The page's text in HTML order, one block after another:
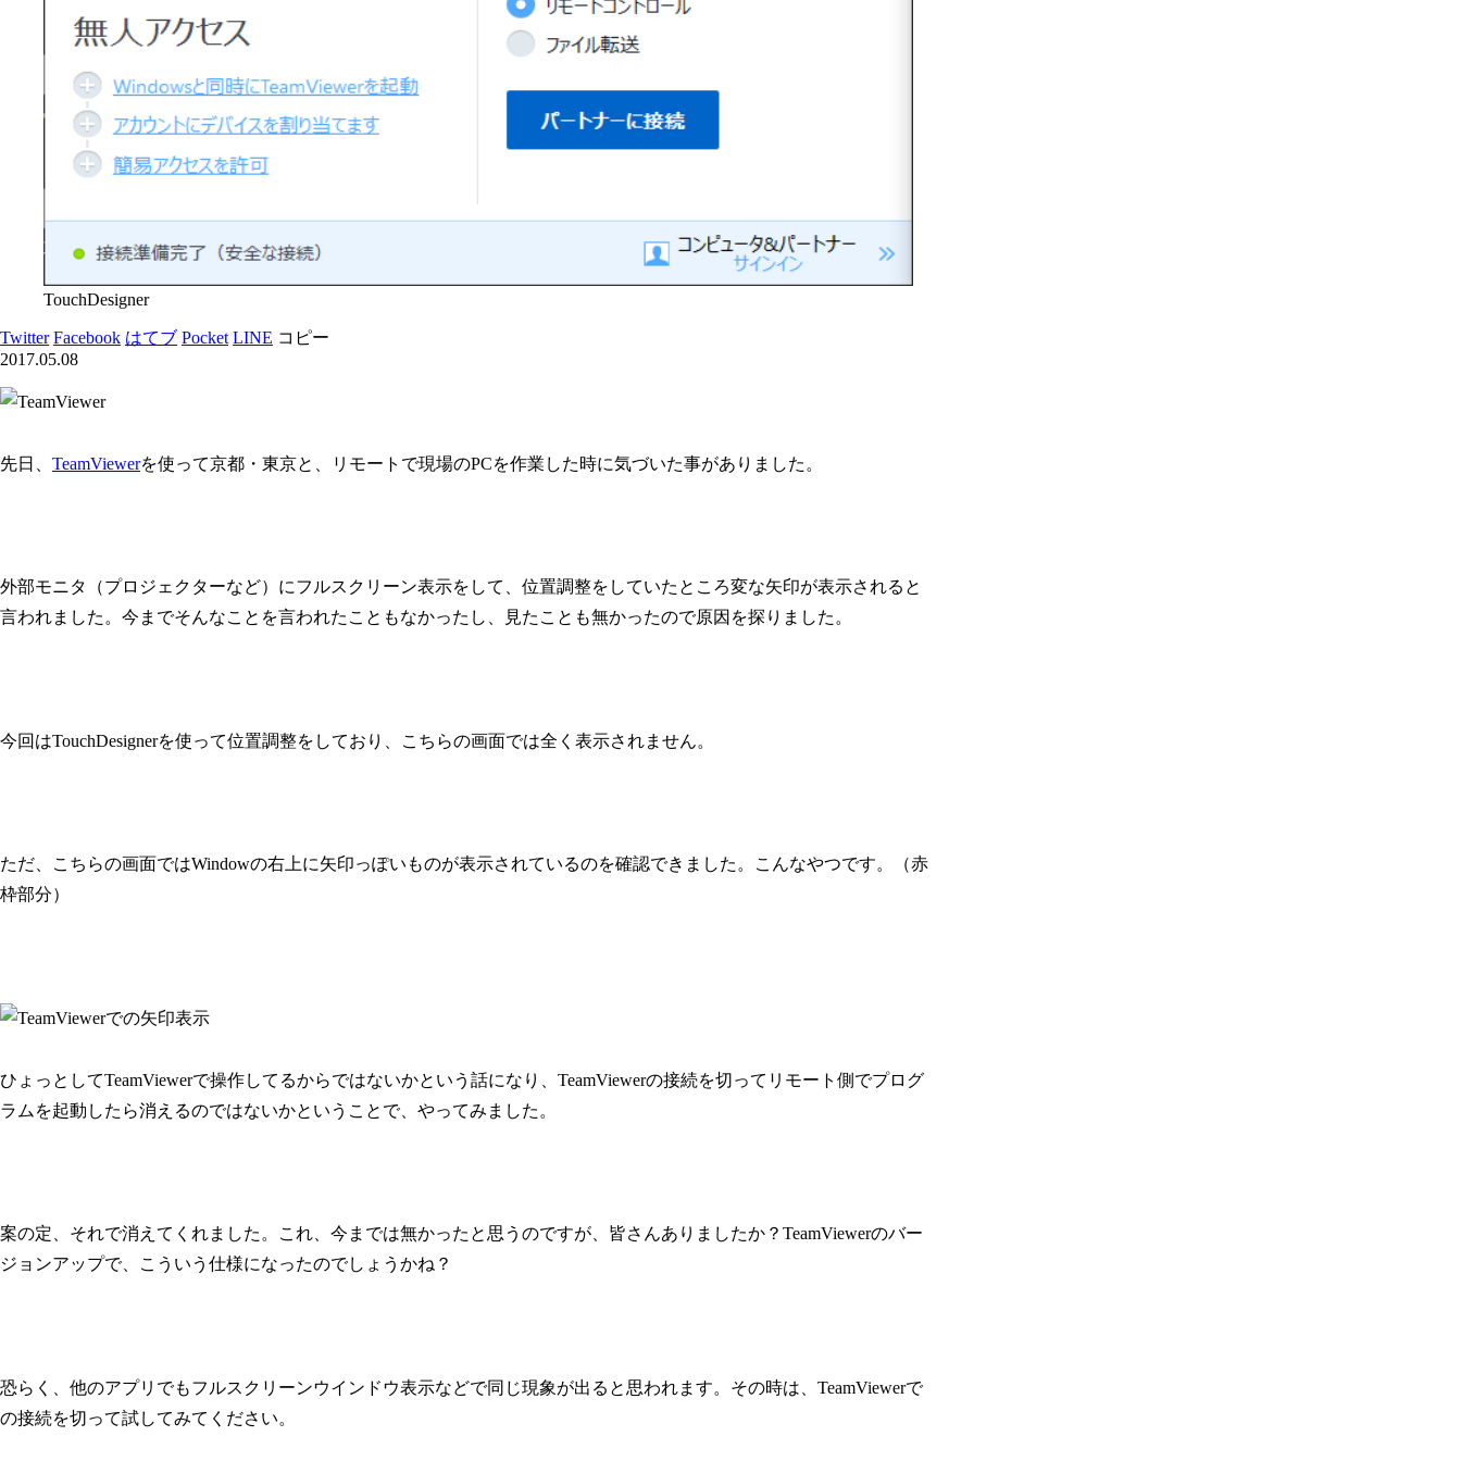
TouchDesigner
Twitter Facebook はてブ Pocket LINE コピー
2017.05.08
先日、 TeamViewerを使って京都・東京と、リモートで現場のPCを作業した時に気づいた事がありました。
外部モニタ（プロジェクターなど）にフルスクリーン表示をして、位置調整をしていたところ変な矢印が表示されると
言われました。今までそんなことを言われたこともなかったし、見たことも無かったので原因を探りました。
今回はTouchDesignerを使って位置調整をしており、こちらの画面では全く表示されません。
ただ、こちらの画面ではWindowの右上に矢印っぽいものが表示されているのを確認できました。こんなやつです。（赤
枠部分）
ひょっとしてTeamViewerで操作してるからではないかという話になり、TeamViewerの接続を切ってリモート側でプログ
ラムを起動したら消えるのではないかということで、やってみました。
案の定、それで消えてくれました。これ、今までは無かったと思うのですが、皆さんありましたか？TeamViewerのバー
ジョンアップで、こういう仕様になったのでしょうかね？
恐らく、他のアプリでもフルスクリーンウインドウ表示などで同じ現象が出ると思われます。その時は、TeamViewerで
の接続を切って試してみてください。